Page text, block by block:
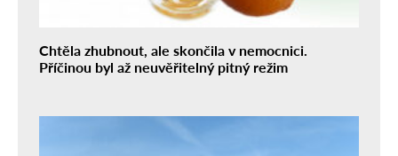
Chtěla zhubnout, ale skončila v nemocnici.
Příčinou byl až neuvěřitelný pitný režim